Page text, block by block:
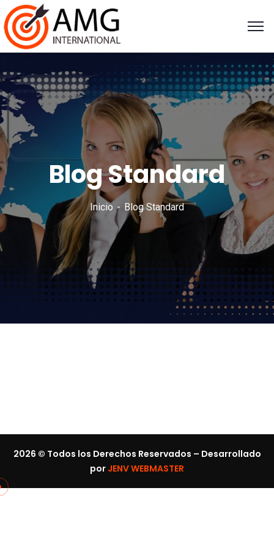
Blog Standard
Inicio Blog Standard
2026 © Todos los Derechos Reservados – Desarrollado
por JENV WEBMASTER